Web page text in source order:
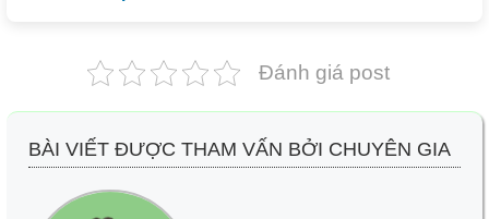
Đánh giá post
BÀI VIẾT ĐƯỢC THAM VẤN BỞI CHUYÊN GIA